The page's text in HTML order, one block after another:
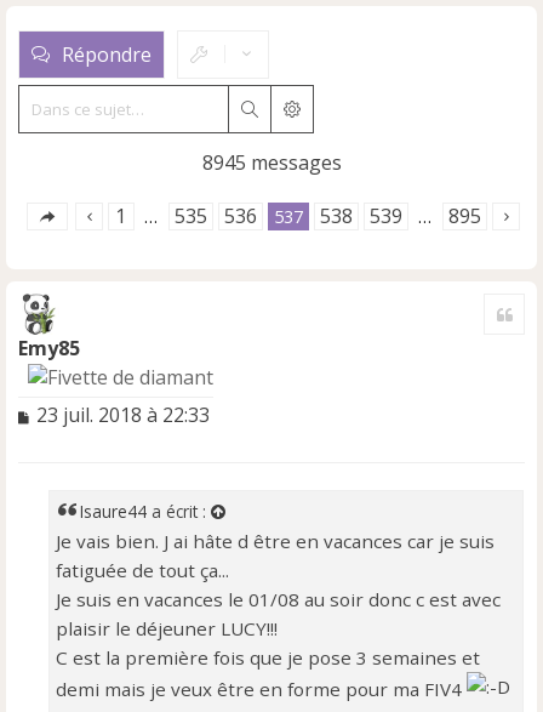
Répondre
RechercherRecherche avancée
8945 messages
1 … 535 536 537 538 539 … 895
Emy85
M
23 juil. 2018 à 22:33
Isaure44 a écrit :
Je vais bien. J ai hâte d être en vacances car je suis
fatiguée de tout ça...
Je suis en vacances le 01/08 au soir donc c est avec
plaisir le déjeuner LUCY!!!
C est la première fois que je pose 3 semaines et
demi mais je veux être en forme pour ma FIV4